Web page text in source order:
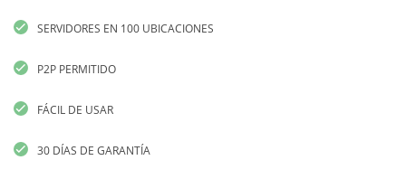
SERVIDORES EN 100 UBICACIONES
P2P PERMITIDO
FÁCIL DE USAR
30 DÍAS DE GARANTÍA